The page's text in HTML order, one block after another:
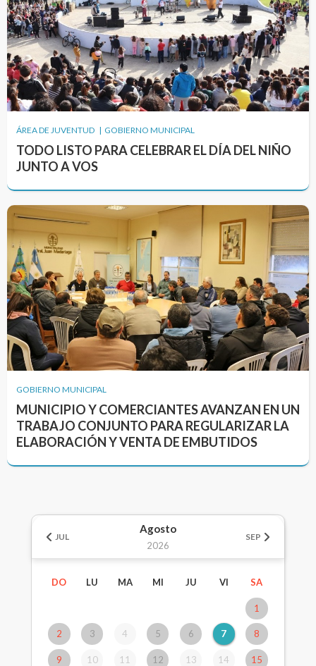
ÁREA DE JUVENTUD | GOBIERNO MUNICIPAL
TODO LISTO PARA CELEBRAR EL DÍA DEL NIÑO
JUNTO A VOS
GOBIERNO MUNICIPAL
MUNICIPIO Y COMERCIANTES AVANZAN EN UN
TRABAJO CONJUNTO PARA REGULARIZAR LA
ELABORACIÓN Y VENTA DE EMBUTIDOS
JUL
Agosto
2026
SEP
DO LU MA MI JU VI SA
1
2 3 4 5 6 7 8
9 10 11 12 13 14 15